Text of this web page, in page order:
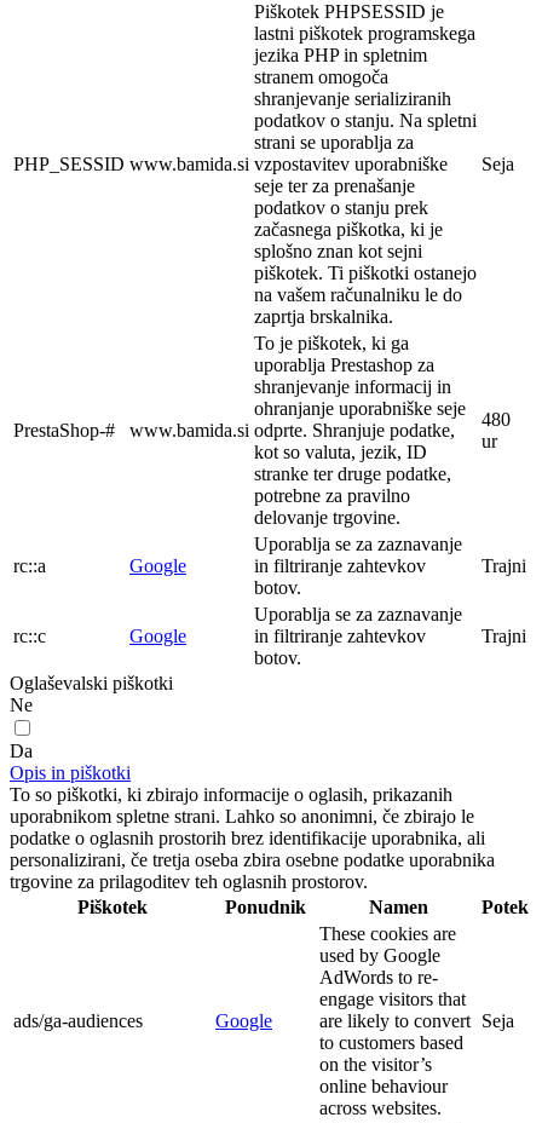
PHP_SESSID www.bamida.si
Piškotek PHPSESSID je
lastni piškotek programskega
jezika PHP in spletnim
stranem omogoča
shranjevanje serializiranih
podatkov o stanju. Na spletni
strani se uporablja za
vzpostavitev uporabniške
seje ter za prenašanje
podatkov o stanju prek
začasnega piškotka, ki je
splošno znan kot sejni
piškotek. Ti piškotki ostanejo
na vašem računalniku le do
zaprtja brskalnika.
Seja
PrestaShop-# www.bamida.si
To je piškotek, ki ga
uporablja Prestashop za
shranjevanje informacij in
ohranjanje uporabniške seje
odprte. Shranjuje podatke,
kot so valuta, jezik, ID
stranke ter druge podatke,
potrebne za pravilno
delovanje trgovine.
480
ur
rc::a Google
Uporablja se za zaznavanje
in filtriranje zahtevkov
botov.
Trajni
rc::c Google
Uporablja se za zaznavanje
in filtriranje zahtevkov
botov.
Trajni
Oglaševalski piškotki
Ne
Da
Opis in piškotki
To so piškotki, ki zbirajo informacije o oglasih, prikazanih
uporabnikom spletne strani. Lahko so anonimni, če zbirajo le
podatke o oglasnih prostorih brez identifikacije uporabnika, ali
personalizirani, če tretja oseba zbira osebne podatke uporabnika
trgovine za prilagoditev teh oglasnih prostorov.
Piškotek
Ponudnik Namen Potek
ads/ga-audiences Google
These cookies are
used by Google
AdWords to re-
engage visitors that
are likely to convert
to customers based
on the visitor’s
online behaviour
across websites.
Seja